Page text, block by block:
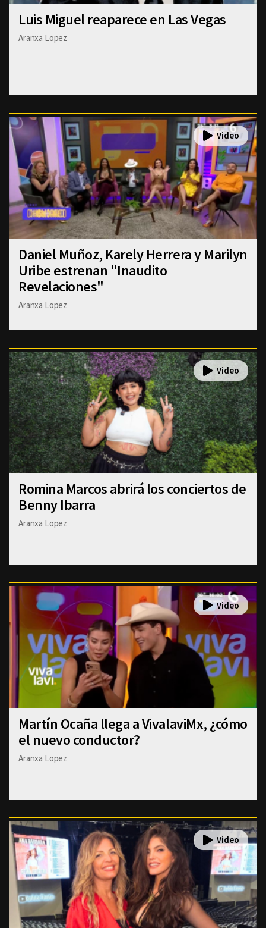
Luis Miguel reaparece en Las Vegas
Aranxa Lopez
Daniel Muñoz, Karely Herrera y Marilyn
Uribe estrenan "Inaudito
Revelaciones"
Aranxa Lopez
Romina Marcos abrirá los conciertos de
Benny Ibarra
Aranxa Lopez
Martín Ocaña llega a VivalaviMx, ¿cómo
el nuevo conductor?
Aranxa Lopez